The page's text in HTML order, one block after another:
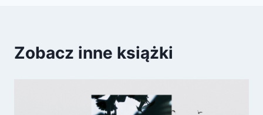
Zobacz inne książki